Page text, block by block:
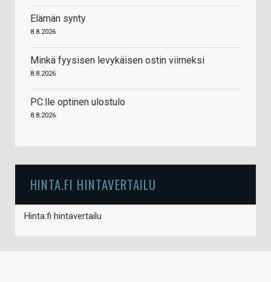
Elämän synty
8.8.2026
Minkä fyysisen levykäisen ostin viimeksi
8.8.2026
PC:lle optinen ulostulo
8.8.2026
HINTA.FI HINTAVERTAILU
Hinta.fi hintavertailu